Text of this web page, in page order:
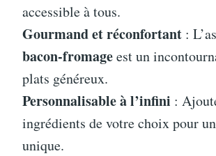
accessible à tous.
Gourmand et réconfortant :
bacon-fromageest un
plats généreux.
Personnalisable à l’infini :
ingrédients de votre choix pour
unique.